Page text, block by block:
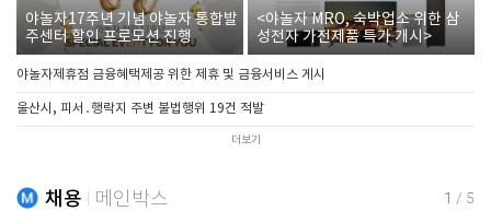
야놀자17주년 기념 야놀자 통합발
주센터 할인 프로모션 진행
<야놀자 MRO, 숙박업소 위한 삼
성전자 가전제품 특가 개시>
야놀자제휴점 금융혜택제공 위한 제휴 및 금융서비스 게시
울산시, 피서․행락지 주변 불법행위 19건 적발
더보기
채용 메인박스 1 / 5